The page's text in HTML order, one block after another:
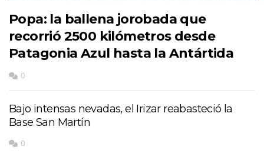
Popa: la ballena jorobada que
recorrió 2500 kilómetros desde
Patagonia Azul hasta la Antártida
0
Bajo intensas nevadas, el Irizar reabasteció la
Base San Martín
0